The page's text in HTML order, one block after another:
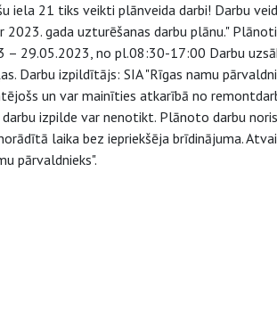
iela 21 tiks veikti plānveida darbi! Darbu
2023. gada uzturēšanas darbu plānu."
– 29.05.2023, no pl.08:30-17:00 Darbu
Darbu izpildītājs: SIA "Rīgas namu
un var mainīties atkarībā no
izpilde var nenotikt. Plānoto darbu
laika bez iepriekšēja brīdinājuma.
pārvaldnieks".